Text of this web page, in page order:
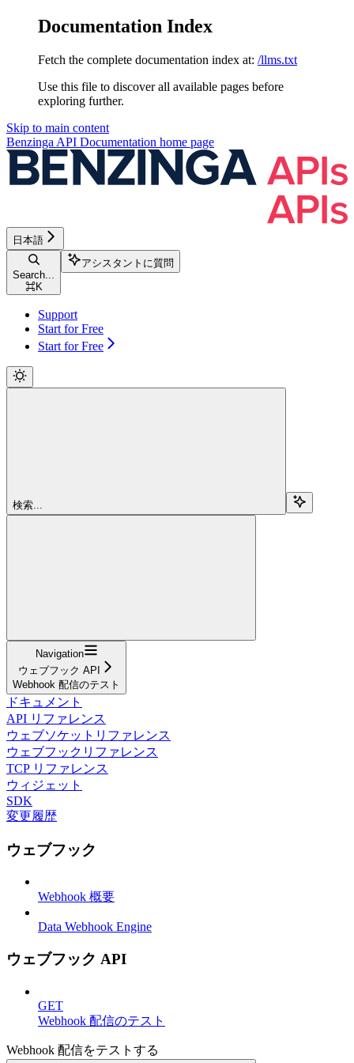
Documentation Index
Fetch the complete documentation index at: /llms.txt
Use this file to discover all available pages before
exploring further.
Skip to main content
Benzinga API Documentation home page
日本語
Search...
⌘K
アシスタントに質問
Support
Start for Free
Start for Free
検索...
Navigation
ウェブフック API
Webhook 配信のテスト
ドキュメント
API リファレンス
ウェブソケットリファレンス
ウェブフックリファレンス
TCP リファレンス
ウィジェット
SDK
変更履歴
ウェブフック
Webhook 概要
Data Webhook Engine
ウェブフック API
GET
Webhook 配信のテスト
Webhook 配信をテストする